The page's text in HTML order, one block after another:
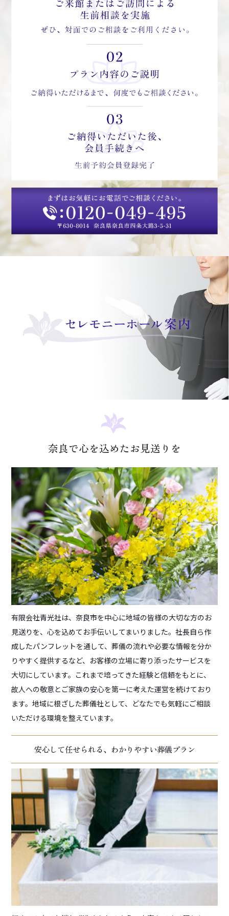
奈良で心を込めたお見送りを
有限会社青光社は、奈良市を中心に地域の皆様の大切な方のお
見送りを、心を込めてお手伝いしてまいりました。社長自ら作
成したパンフレットを通して、葬儀の流れや必要な情報を分か
りやすく提供するなど、お客様の立場に寄り添ったサービスを
大切にしています。これまで培ってきた経験と信頼をもとに、
故人への敬意とご家族の安心を第一に考えた運営を続けており
ます。地域に根ざした葬儀社として、どなたでも気軽にご相談
いただける環境を整えています。
安心して任せられる、わかりやすい葬儀プラン